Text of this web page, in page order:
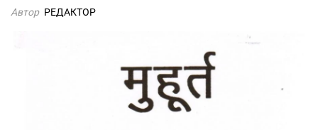
Автор РЕДАКТОР